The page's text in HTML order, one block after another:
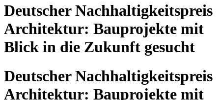
Deutscher Nachhaltigkeitspreis
Architektur: Bauprojekte mit
Blick in die Zukunft gesucht
Deutscher Nachhaltigkeitspreis
Architektur: Bauprojekte mit